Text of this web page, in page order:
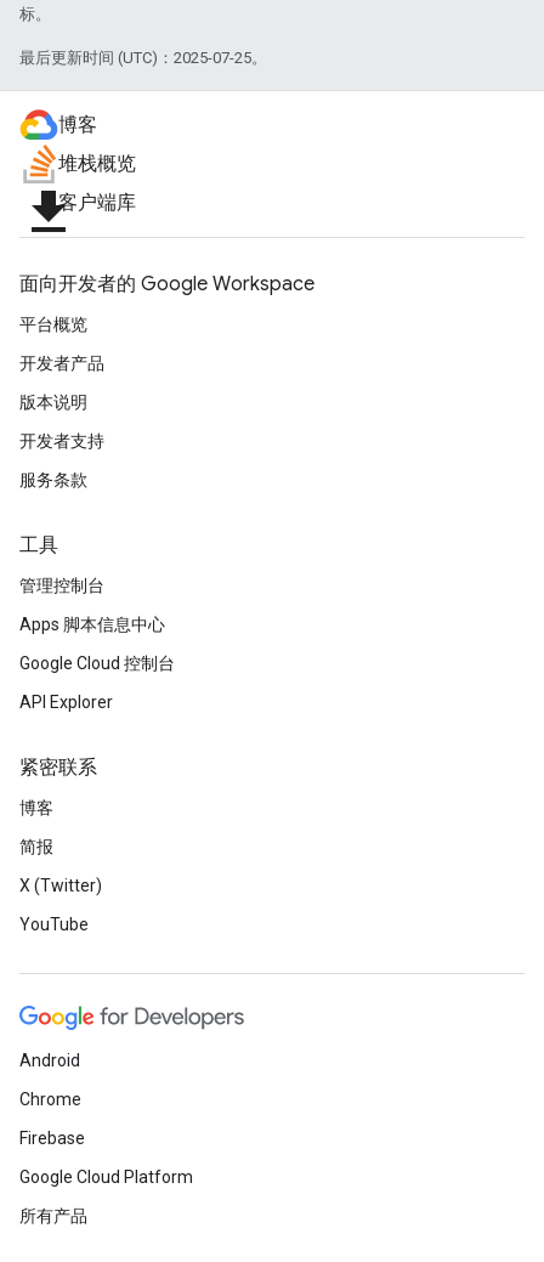
标。
最后更新时间 (UTC)：2025-07-25。
博客
堆栈概览
file_download客户端库
面向开发者的 Google Workspace
平台概览
开发者产品
版本说明
开发者支持
服务条款
工具
管理控制台
Apps 脚本信息中心
Google Cloud 控制台
API Explorer
紧密联系
博客
简报
X (Twitter)
YouTube
Android
Chrome
Firebase
Google Cloud Platform
所有产品